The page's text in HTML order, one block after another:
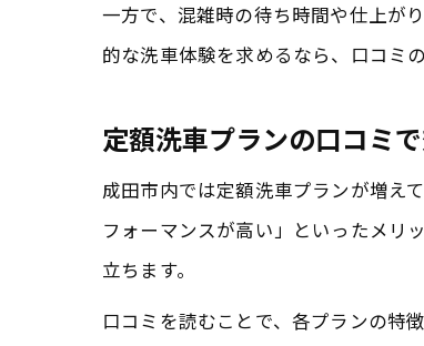
一方で、混雑時の待ち時間や仕上が
的な洗車体験を求めるなら、口コミ
定額洗車プランの口コミ
成田市内では定額洗車プランが増え
フォーマンスが高い」といったメリ
立ちます。
口コミを読むことで、各プランの特